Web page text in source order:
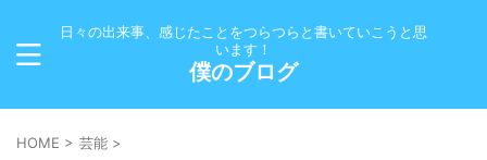
日々の出来事、感じたことをつらつらと書いていこうと思
います！
僕のブログ
HOME > 芸能 >